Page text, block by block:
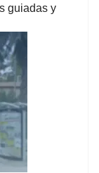
guiadas y